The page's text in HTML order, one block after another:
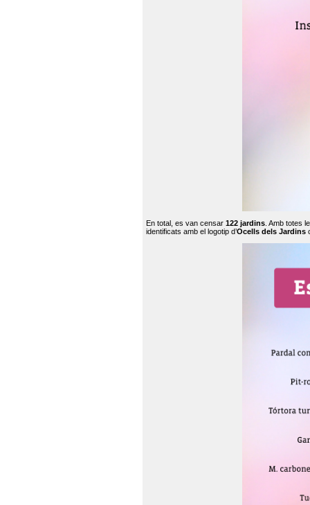
En total, es van censar 122 jardins . Amb totes
identificats amb el logotip d’Ocells dels Jardins